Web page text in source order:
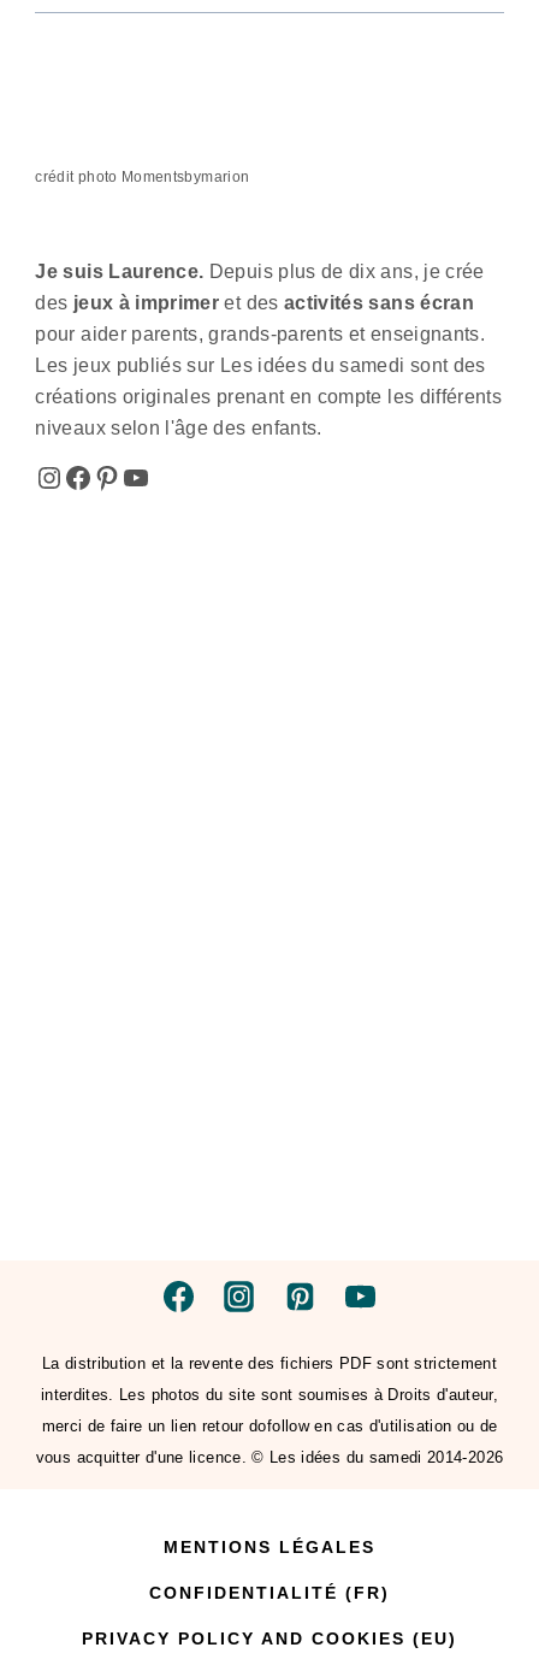
crédit photo Momentsbymarion
Je suis Laurence. Depuis plus de dix ans, je crée
des jeux à imprimer et des activités sans écran
pour aider parents, grands-parents et enseignants.
Les jeux publiés sur Les idées du samedi sont des
créations originales prenant en compte les différents
niveaux selon l'âge des enfants.
Instagram
Facebook
Pinterest
YouTube
La distribution et la revente des fichiers PDF sont strictement
interdites. Les photos du site sont soumises à Droits d'auteur,
merci de faire un lien retour dofollow en cas d'utilisation ou de
vous acquitter d'une licence. © Les idées du samedi 2014-2026
MENTIONS LÉGALES
CONFIDENTIALITÉ (FR)
PRIVACY POLICY AND COOKIES (EU)